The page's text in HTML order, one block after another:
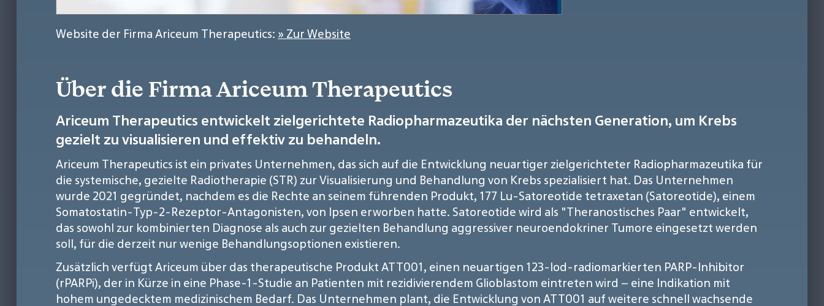
Website der Firma Ariceum Therapeutics: » Zur Website
Über die Firma Ariceum Therapeutics
Ariceum Therapeutics entwickelt zielgerichtete Radiopharmazeutika der nächsten Generation, um Krebs
gezielt zu visualisieren und effektiv zu behandeln.
Ariceum Therapeutics ist ein privates Unternehmen, das sich auf die Entwicklung neuartiger zielgerichteter Radiopharmazeutika für
die systemische, gezielte Radiotherapie (STR) zur Visualisierung und Behandlung von Krebs spezialisiert hat. Das Unternehmen
wurde 2021 gegründet, nachdem es die Rechte an seinem führenden Produkt, 177 Lu-Satoreotide tetraxetan (Satoreotide), einem
Somatostatin-Typ-2-Rezeptor-Antagonisten, von Ipsen erworben hatte. Satoreotide wird als "Theranostisches Paar" entwickelt,
das sowohl zur kombinierten Diagnose als auch zur gezielten Behandlung aggressiver neuroendokriner Tumore eingesetzt werden
soll, für die derzeit nur wenige Behandlungsoptionen existieren.
Zusätzlich verfügt Ariceum über das therapeutische Produkt ATT001, einen neuartigen 123-Iod-radiomarkierten PARP-Inhibitor
(rPARPi), der in Kürze in eine Phase-1-Studie an Patienten mit rezidivierendem Glioblastom eintreten wird – eine Indikation mit
hohem ungedecktem medizinischem Bedarf. Das Unternehmen plant, die Entwicklung von ATT001 auf weitere schnell wachsende